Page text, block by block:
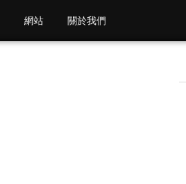
網站 關於我們